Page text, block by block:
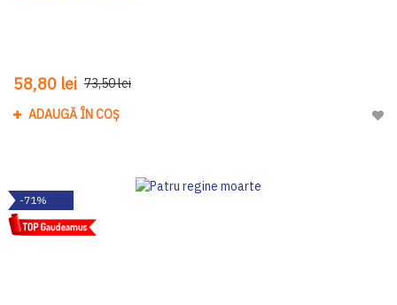
58,80 lei 73,50 lei
ADAUGĂ ÎN COȘ
-71%